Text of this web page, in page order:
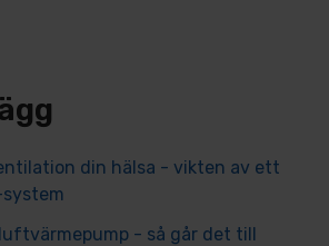
din hälsa - vikten av ett
- så går det till